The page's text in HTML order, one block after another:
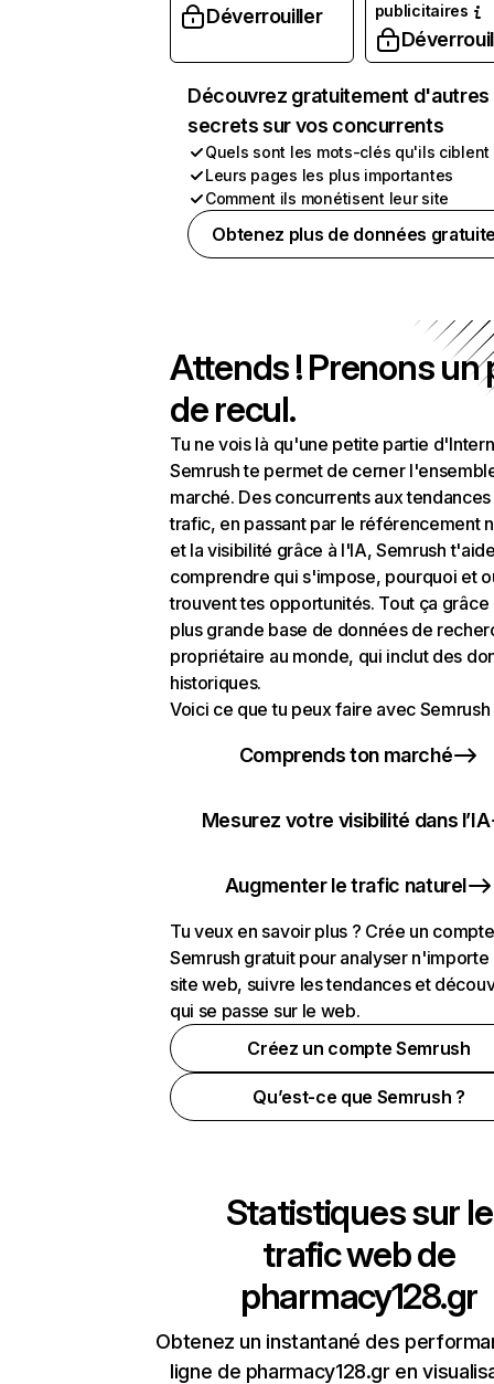
Déverrouiller
publicitaires
Découvrez gratuitement d'autres
secrets sur vos concurrents
Quels sont les mots-clés qu'ils ciblent
Leurs pages les plus importantes
Comment ils monétisent leur site
Obtenez plus de données
Attends ! Prenons un
de recul.
Tu ne vois là qu'une petite partie
Semrush te permet de cerner
marché. Des concurrents aux
trafic, en passant par le référencement
et la visibilité grâce à l'IA, Semrush
comprendre qui s'impose, pourquoi et
trouvent tes opportunités. Tout ça grâce
plus grande base de données de
propriétaire au monde, qui inclut des
historiques.
Voici ce que tu peux faire avec Semrush
Comprends ton marché
Mesurez votre visibilité dans l’IA
Augmenter le trafic naturel
Tu veux en savoir plus ? Crée un compte
Semrush gratuit pour analyser n'importe
site web, suivre les tendances et
qui se passe sur le web.
Créez un compte Semrush
Qu’est-ce que Semrush ?
Statistiques sur le
trafic web de
pharmacy128.gr
Obtenez un instantané des
ligne de pharmacy128.gr en